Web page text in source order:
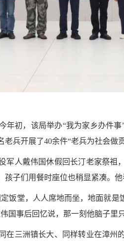
年初，该局举办“我为家乡办件
兵开展了40余件“老兵为社会做
军人戴伟国休假回长汀老家祭祖
子们用餐时座位也稍显紧凑。
饭堂，人人席地而坐，地面就
国事后回忆说，那一刻他脑子
在三洲镇长大、同样转业在漳州